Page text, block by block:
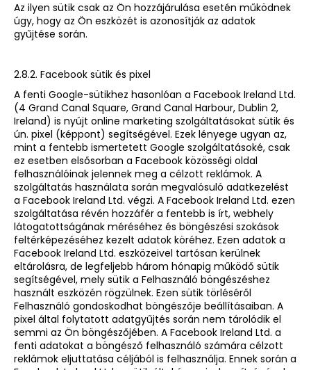
Az ilyen sütik csak az Ön hozzájárulása esetén működnek
úgy, hogy az Ön eszközét is azonosítják az adatok
gyűjtése során.
2.8.2. Facebook sütik és pixel
A fenti Google-sütikhez hasonlóan a Facebook Ireland Ltd.
(4 Grand Canal Square, Grand Canal Harbour, Dublin 2,
Ireland) is nyújt online marketing szolgáltatásokat sütik és
ún. pixel (képpont) segítségével. Ezek lényege ugyan az,
mint a fentebb ismertetett Google szolgáltatásoké, csak
ez esetben elsősorban a Facebook közösségi oldal
felhasználóinak jelennek meg a célzott reklámok. A
szolgáltatás használata során megvalósuló adatkezelést
a Facebook Ireland Ltd. végzi. A Facebook Ireland Ltd. ezen
szolgáltatása révén hozzáfér a fentebb is írt, webhely
látogatottságának méréséhez és böngészési szokások
feltérképezéséhez kezelt adatok köréhez. Ezen adatok a
Facebook Ireland Ltd. eszközeivel tartósan kerülnek
eltárolásra, de legfeljebb három hónapig működő sütik
segítségével, mely sütik a Felhasználó böngészéshez
használt eszközén rögzülnek. Ezen sütik törléséről
Felhasználó gondoskodhat böngészője beállításaiban. A
pixel által folytatott adatgyűjtés során nem tárolódik el
semmi az Ön böngészőjében. A Facebook Ireland Ltd. a
fenti adatokat a böngésző felhasználó számára célzott
reklámok eljuttatása céljából is felhasználja. Ennek során a